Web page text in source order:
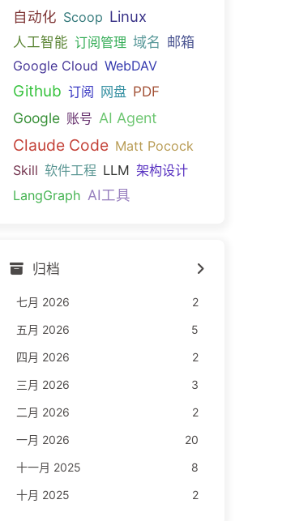
自动化 Scoop Linux
人工智能 订阅管理 域名 邮箱
Google Cloud WebDAV
Github 订阅 网盘 PDF
Google 账号 AI Agent
Claude Code Matt Pocock
Skill 软件工程 LLM 架构设计
LangGraph AI工具
归档
七月 2026
2
五月 2026
5
四月 2026
2
三月 2026
3
二月 2026
2
一月 2026
20
十一月 2025
8
十月 2025
2